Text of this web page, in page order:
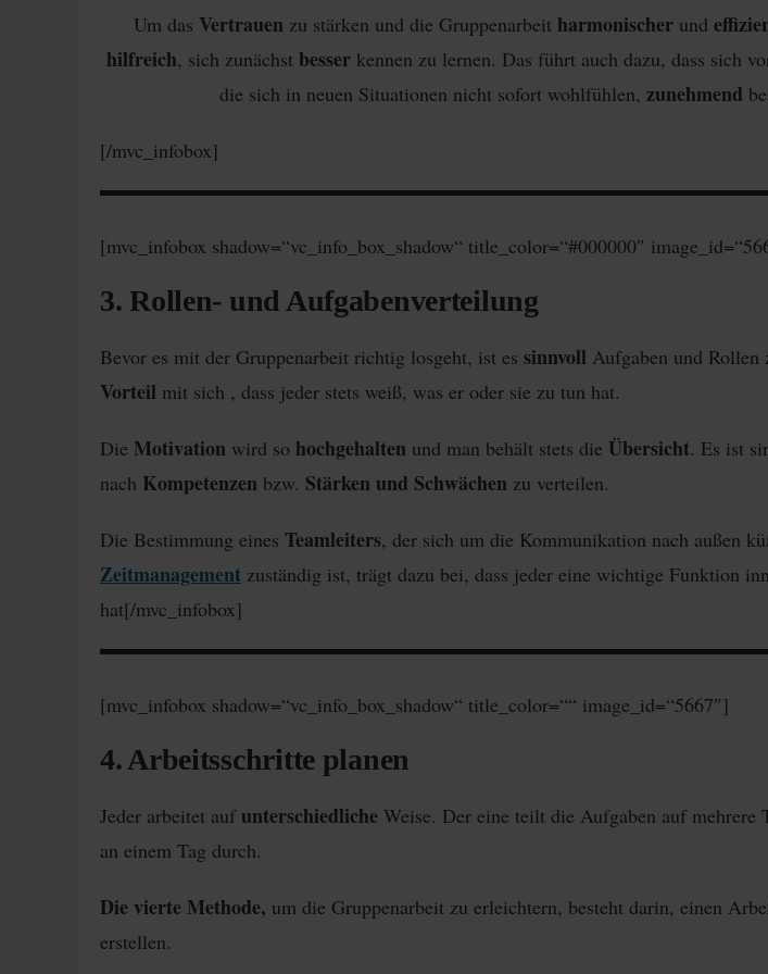
Um das Vertrauen zu stärken und die Gruppenarbeit harmonischer und
hilfreich, sich zunächst besserkennen zu lernen. Das führt auch dazu, dass sich
die sich in neuen Situationen nicht sofort wohlfühlen, zunehmend
[/mvc_infobox]
[mvc_infobox shadow=“vc_info_box_shadow“ title_color=“#000000″
3. Rollen- und Aufgabenverteilung
Bevor es mit der Gruppenarbeit richtig losgeht, ist es sinnvoll Aufgaben und Rollen
Vorteil mit sich , dass jeder stets weiß, was er oder sie zu tun hat.
Die Motivation wird so hochgehalten und man behält stets die Übersicht. Es ist
nach Kompetenzen bzw. Stärken und Schwächen zu verteilen.
Die Bestimmung eines Teamleiters, der sich um die Kommunikation nach außen
Zeitmanagement zuständig ist, trägt dazu bei, dass jeder eine wichtige Funktion
hat[/mvc_infobox]
[mvc_infobox shadow=“vc_info_box_shadow“ title_color=““ image_id=“5667″]
4. Arbeitsschritte planen
Jeder arbeitet auf unterschiedliche Weise. Der eine teilt die Aufgaben auf mehrere
an einem Tag durch.
Die vierte Methode, um die Gruppenarbeit zu erleichtern, besteht darin, einen
erstellen.